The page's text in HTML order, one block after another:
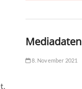
Mediadaten
8. November 2021